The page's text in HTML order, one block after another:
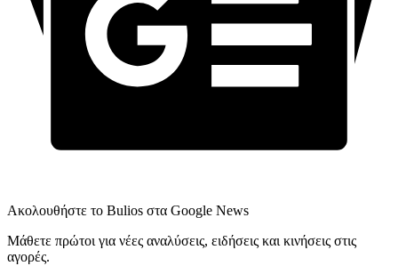
Ακολουθήστε το Bulios στα Google News
Μάθετε πρώτοι για νέες αναλύσεις, ειδήσεις και κινήσεις στις
αγορές.